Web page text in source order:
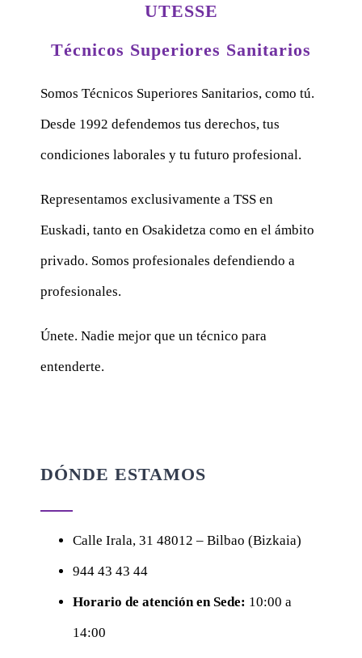
UTESSE
Técnicos Superiores Sanitarios
Somos Técnicos Superiores Sanitarios, como tú.
Desde 1992 defendemos tus derechos, tus
condiciones laborales y tu futuro profesional.
Representamos exclusivamente a TSS en
Euskadi, tanto en Osakidetza como en el ámbito
privado. Somos profesionales defendiendo a
profesionales.
Únete. Nadie mejor que un técnico para
entenderte.
DÓNDE ESTAMOS
Calle Irala, 31 48012 – Bilbao (Bizkaia)
944 43 43 44
Horario de atención en Sede: 10:00 a
14:00